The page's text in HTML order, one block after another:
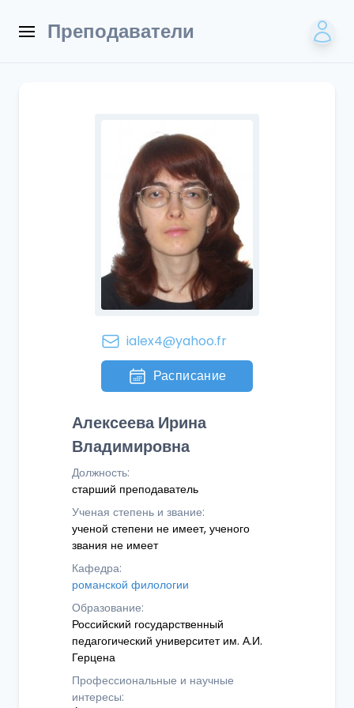
Преподаватели
ialex4@yahoo.fr
Расписание
Алексеева Ирина
Владимировна
Должность:
старший преподаватель
Ученая степень и звание:
ученой степени не имеет, ученого
звания не имеет
Кафедра:
романской филологии
Образование:
Российский государственный
педагогический университет им. А.И.
Герцена
Профессиональные и научные
интересы: